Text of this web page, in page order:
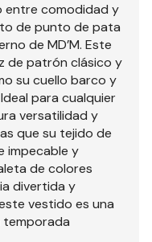
entre comodidad y
de punto de pata
de MD’M. Este
de patrón clásico y
su cuello barco y
para cualquier
versatilidad y
que su tejido de
impecable y
de colores
divertida y
vestido es una
temporada